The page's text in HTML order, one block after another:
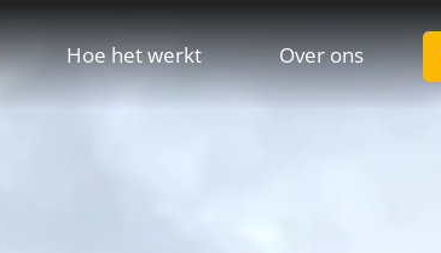
Hoe het werkt Over ons